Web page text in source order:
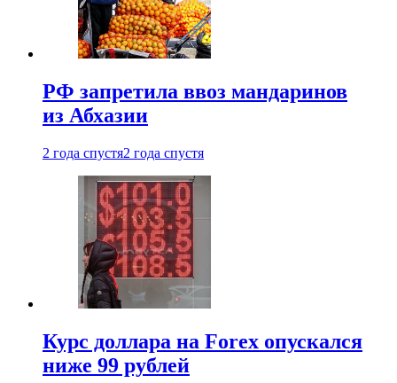
РФ запретила ввоз мандаринов
из Абхазии
2 года спустя2 года спустя
Курс доллара на Forex опускался
ниже 99 рублей